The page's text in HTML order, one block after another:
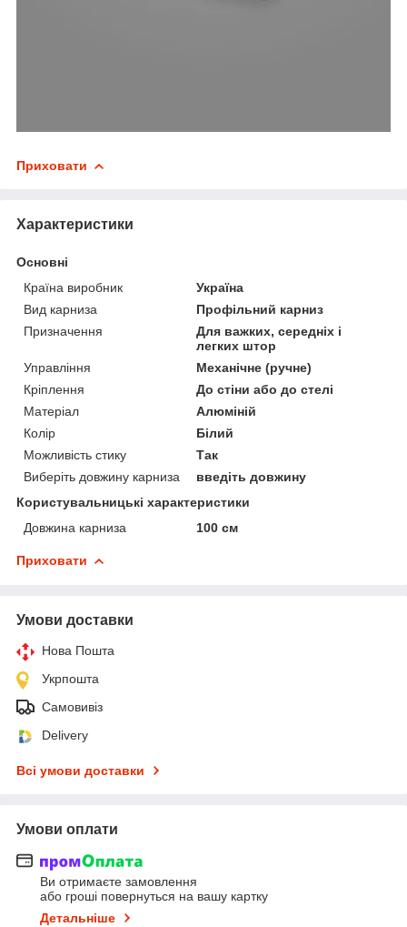
Приховати
Характеристики
Основні
Країна виробник
Україна
Вид карниза
Профільний карниз
Призначення
Для важких, середніх і
легких штор
Управління
Механічне (ручне)
Кріплення
До стіни або до стелі
Матеріал
Алюміній
Колір
Білий
Можливість стику
Так
Виберіть довжину карниза
введіть довжину
Користувальницькі характеристики
Довжина карниза
100 см
Приховати
Умови доставки
Нова Пошта
Укрпошта
Самовивіз
Delivery
Всі умови доставки
Умови оплати
Ви отримаєте замовлення
або гроші повернуться на вашу картку
Детальніше